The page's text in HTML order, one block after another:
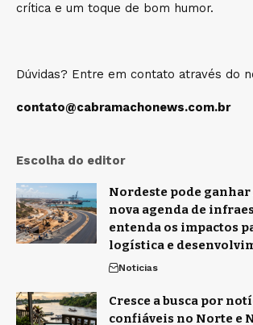
crítica e um toque de bom humor.
Dúvidas? Entre em contato através do
contato@cabramachonews.com.br
Escolha do editor
Nordeste pode
nova agenda de
entenda os impactos
logística e
Noticias
Cresce a busca por
confiáveis no Norte e